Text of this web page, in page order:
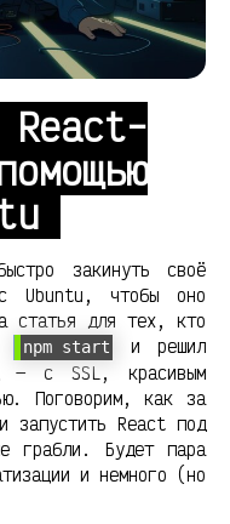
React-
закинуть своё
Ubuntu, чтобы оно
статья для тех, кто
npm start
и решил
— с SSL, красивым
Поговорим, как за
запустить React под
грабли. Будет пара
и немного (но